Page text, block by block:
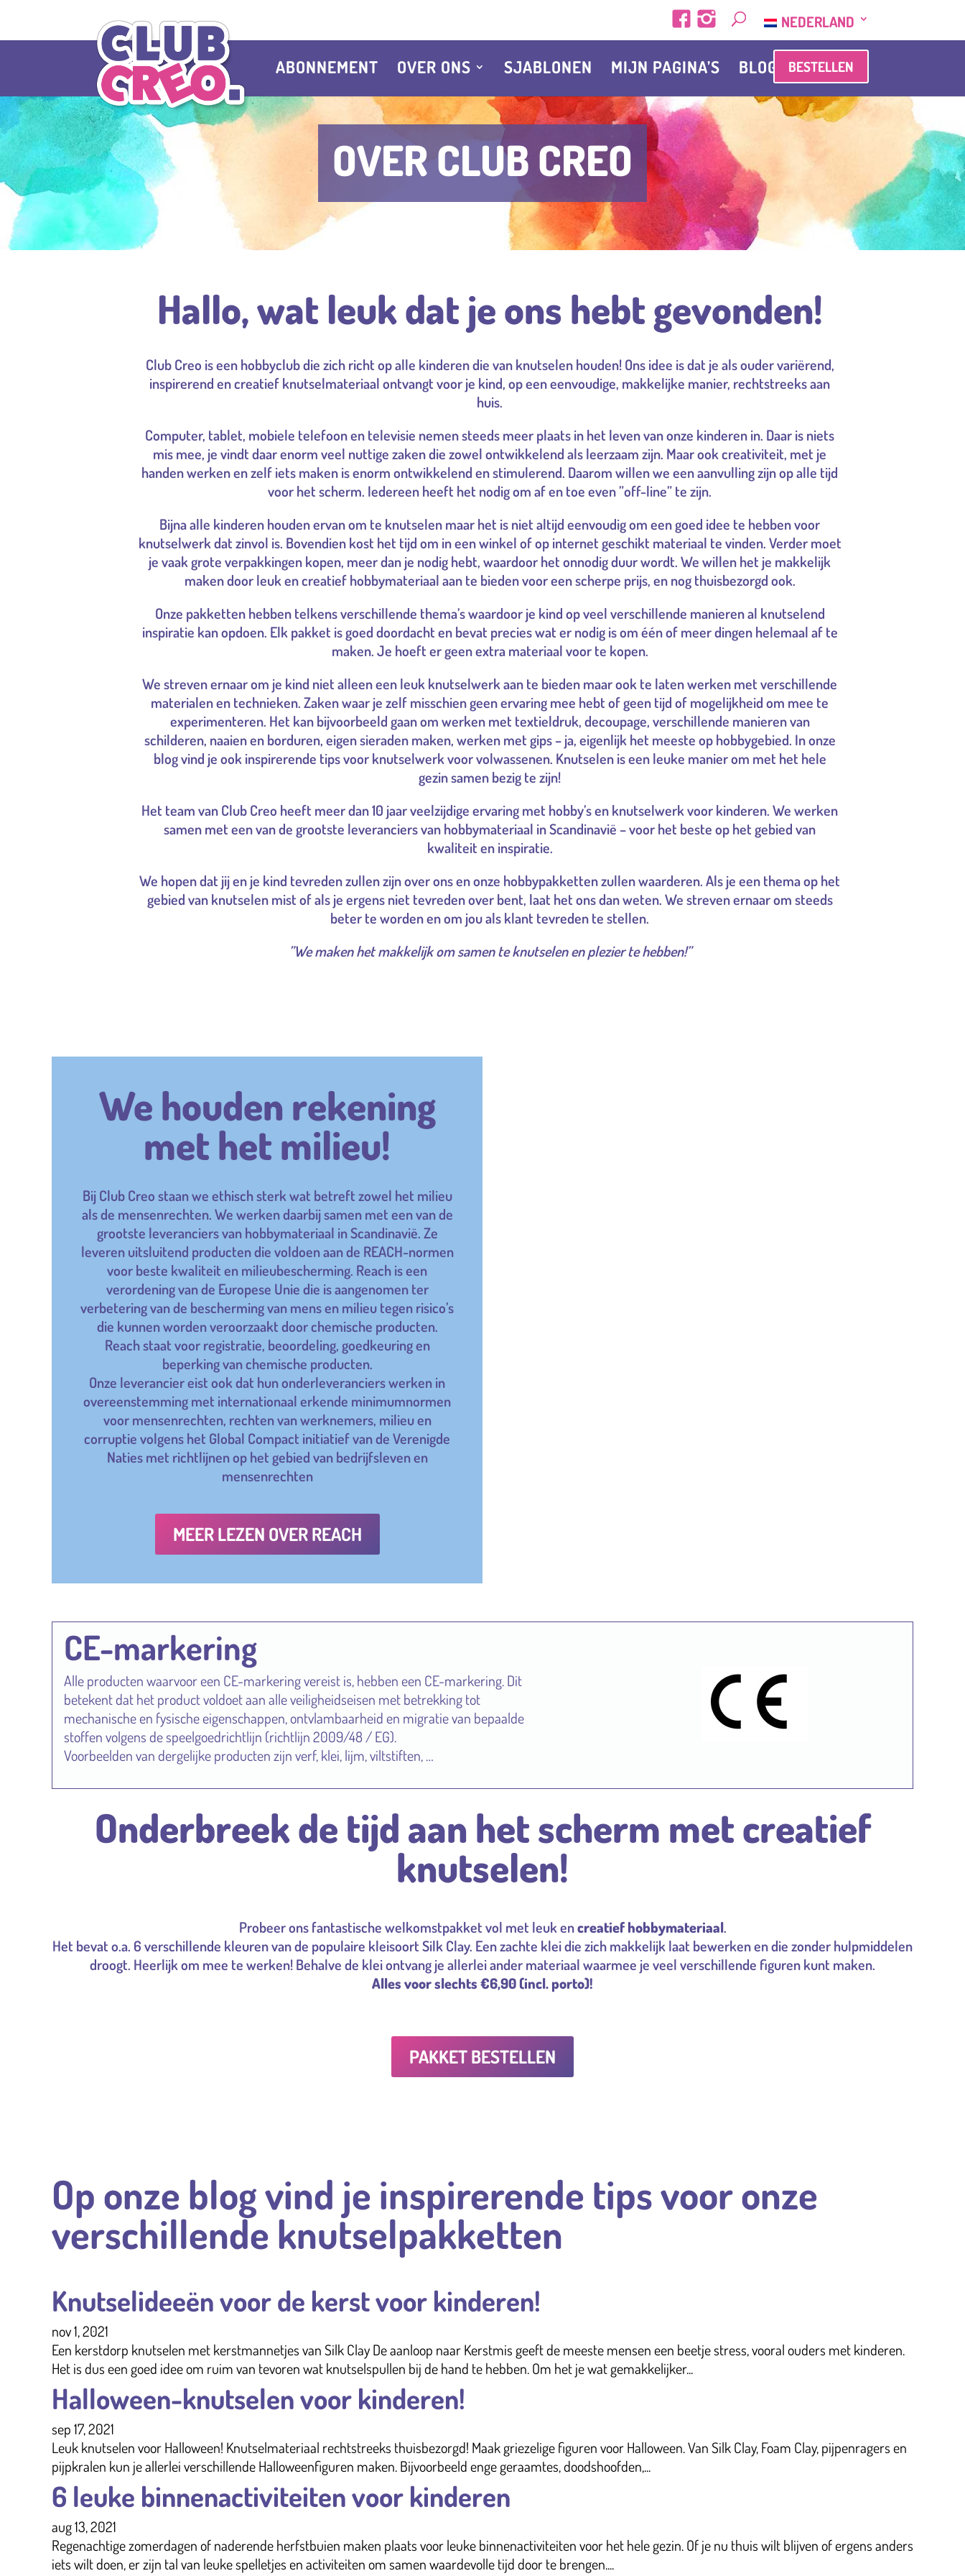
NEDERLAND
ABONNEMENT OVER ONS SJABLONEN MIJN PAGINA’S BLOG BESTELLEN
OVER CLUB CREO
Hallo, wat leuk dat je ons hebt gevonden!
Club Creo is een hobbyclub die zich richt op alle kinderen die van knutselen houden! Ons idee is dat je als ouder variërend,
inspirerend en creatief knutselmateriaal ontvangt voor je kind, op een eenvoudige, makkelijke manier, rechtstreeks aan
huis.
Computer, tablet, mobiele telefoon en televisie nemen steeds meer plaats in het leven van onze kinderen in. Daar is niets
mis mee, je vindt daar enorm veel nuttige zaken die zowel ontwikkelend als leerzaam zijn. Maar ook creativiteit, met je
handen werken en zelf iets maken is enorm ontwikkelend en stimulerend. Daarom willen we een aanvulling zijn op alle tijd
voor het scherm. Iedereen heeft het nodig om af en toe even ”off-line” te zijn.
Bijna alle kinderen houden ervan om te knutselen maar het is niet altijd eenvoudig om een goed idee te hebben voor
knutselwerk dat zinvol is. Bovendien kost het tijd om in een winkel of op internet geschikt materiaal te vinden. Verder moet
je vaak grote verpakkingen kopen, meer dan je nodig hebt, waardoor het onnodig duur wordt. We willen het je makkelijk
maken door leuk en creatief hobbymateriaal aan te bieden voor een scherpe prijs, en nog thuisbezorgd ook.
Onze pakketten hebben telkens verschillende thema’s waardoor je kind op veel verschillende manieren al knutselend
inspiratie kan opdoen. Elk pakket is goed doordacht en bevat precies wat er nodig is om één of meer dingen helemaal af te
maken. Je hoeft er geen extra materiaal voor te kopen.
We streven ernaar om je kind niet alleen een leuk knutselwerk aan te bieden maar ook te laten werken met verschillende
materialen en technieken. Zaken waar je zelf misschien geen ervaring mee hebt of geen tijd of mogelijkheid om mee te
experimenteren. Het kan bijvoorbeeld gaan om werken met textieldruk, decoupage, verschillende manieren van
schilderen, naaien en borduren, eigen sieraden maken, werken met gips – ja, eigenlijk het meeste op hobbygebied. In onze
blog vind je ook inspirerende tips voor knutselwerk voor volwassenen. Knutselen is een leuke manier om met het hele
gezin samen bezig te zijn!
Het team van Club Creo heeft meer dan 10 jaar veelzijdige ervaring met hobby’s en knutselwerk voor kinderen. We werken
samen met een van de grootste leveranciers van hobbymateriaal in Scandinavië – voor het beste op het gebied van
kwaliteit en inspiratie.
We hopen dat jij en je kind tevreden zullen zijn over ons en onze hobbypakketten zullen waarderen. Als je een thema op het
gebied van knutselen mist of als je ergens niet tevreden over bent, laat het ons dan weten. We streven ernaar om steeds
beter te worden en om jou als klant tevreden te stellen.
”We maken het makkelijk om samen te knutselen en plezier te hebben!”
We houden rekening
met het milieu!
Bij Club Creo staan we ethisch sterk wat betreft zowel het milieu
als de mensenrechten. We werken daarbij samen met een van de
grootste leveranciers van hobbymateriaal in Scandinavië. Ze
leveren uitsluitend producten die voldoen aan de REACH-normen
voor beste kwaliteit en milieubescherming. Reach is een
verordening van de Europese Unie die is aangenomen ter
verbetering van de bescherming van mens en milieu tegen risico’s
die kunnen worden veroorzaakt door chemische producten.
Reach staat voor registratie, beoordeling, goedkeuring en
beperking van chemische producten.
Onze leverancier eist ook dat hun onderleveranciers werken in
overeenstemming met internationaal erkende minimumnormen
voor mensenrechten, rechten van werknemers, milieu en
corruptie volgens het Global Compact initiatief van de Verenigde
Naties met richtlijnen op het gebied van bedrijfsleven en
mensenrechten
MEER LEZEN OVER REACH
CE-markering
Alle producten waarvoor een CE-markering vereist is, hebben een CE-markering. Dit
betekent dat het product voldoet aan alle veiligheidseisen met betrekking tot
mechanische en fysische eigenschappen, ontvlambaarheid en migratie van bepaalde
stoffen volgens de speelgoedrichtlijn (richtlijn 2009/48 / EG).
Voorbeelden van dergelijke producten zijn verf, klei, lijm, viltstiften, …
Onderbreek de tijd aan het scherm met creatief
knutselen!
Probeer ons fantastische welkomstpakket vol met leuk encreatief hobbymateriaal.
Het bevat o.a. 6 verschillende kleuren van de populaire kleisoort Silk Clay. Een zachte klei die zich makkelijk laat bewerken en die zonder hulpmiddelen
droogt. Heerlijk om mee te werken! Behalve de klei ontvang je allerlei ander materiaal waarmee je veel verschillende figuren kunt maken.
Alles voor slechts €6,90 (incl. porto)!
PAKKET BESTELLEN
Op onze blog vind je inspirerende tips voor onze
verschillende knutselpakketten
Knutselideeën voor de kerst voor kinderen!
nov 1, 2021
Een kerstdorp knutselen met kerstmannetjes van Silk Clay De aanloop naar Kerstmis geeft de meeste mensen een beetje stress, vooral ouders met kinderen.
Het is dus een goed idee om ruim van tevoren wat knutselspullen bij de hand te hebben. Om het je wat gemakkelijker...
Halloween-knutselen voor kinderen!
sep 17, 2021
Leuk knutselen voor Halloween! Knutselmateriaal rechtstreeks thuisbezorgd! Maak griezelige figuren voor Halloween. Van Silk Clay, Foam Clay, pijpenragers en
pijpkralen kun je allerlei verschillende Halloweenfiguren maken. Bijvoorbeeld enge geraamtes, doodshoofden,...
6 leuke binnenactiviteiten voor kinderen
aug 13, 2021
Regenachtige zomerdagen of naderende herfstbuien maken plaats voor leuke binnenactiviteiten voor het hele gezin. Of je nu thuis wilt blijven of ergens anders
iets wilt doen, er zijn tal van leuke spelletjes en activiteiten om samen waardevolle tijd door te brengen....